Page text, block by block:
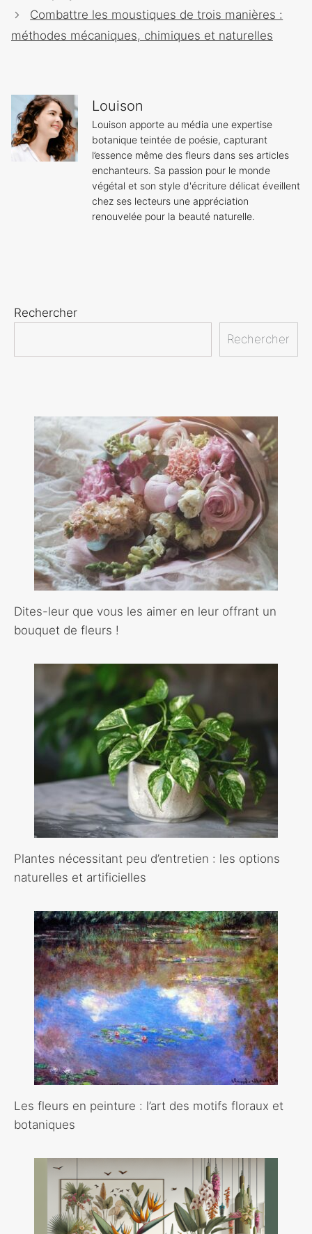
Combattre les moustiques de trois manières :
méthodes mécaniques, chimiques et naturelles
Louison
Louison apporte au média une expertise
botanique teintée de poésie, capturant
l’essence même des fleurs dans ses articles
enchanteurs. Sa passion pour le monde
végétal et son style d'écriture délicat éveillent
chez ses lecteurs une appréciation
renouvelée pour la beauté naturelle.
Rechercher
Rechercher
Dites-leur que vous les aimer en leur offrant un
bouquet de fleurs !
Plantes nécessitant peu d’entretien : les options
naturelles et artificielles
Les fleurs en peinture : l’art des motifs floraux et
botaniques